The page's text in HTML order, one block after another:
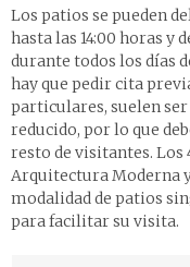
Los patios se pueden
hasta las 14:00 horas y
durante todos los días
hay que pedir cita
particulares, suelen ser
reducido, por lo que
resto de visitantes. Los
Arquitectura Moderna
modalidad de patios
para facilitar su visita.